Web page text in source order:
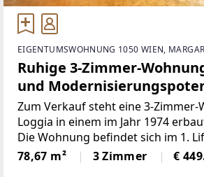
EIGENTUMSWOHNUNG 1050 WIEN,
Ruhige 3-Zimmer-
und
Zum Verkauf steht eine 3-
Loggia in einem im Jahr 1974
Die Wohnung befindet sich im 1.
zum ruhigen Innenhof
teilt sich wie folgt auf:•
78,67 m² 3 Zimmer €